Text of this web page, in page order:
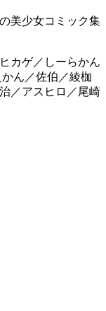
美少女コミック集
カゲ／しーらかん
ん／佐伯／綾枷
／アスヒロ／尾崎